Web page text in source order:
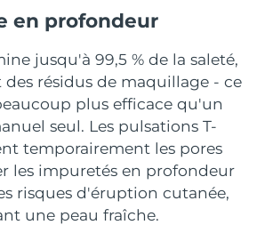
en profondeur
jusqu'à 99,5 % de la saleté,
résidus de maquillage - ce
plus efficace qu'un
seul. Les pulsations T-
temporairement les pores
les impuretés en profondeur
risques d'éruption cutanée,
une peau fraîche.
Livraison estimée 8/15/26
Livraison estimée
Livraison estimée 8/11/26
unis Livraison estimée 8/11/26